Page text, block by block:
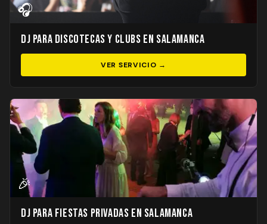
🎧
DJ para Discotecas y Clubs en Salamanca
VER SERVICIO →
🎉
DJ para Fiestas Privadas en Salamanca